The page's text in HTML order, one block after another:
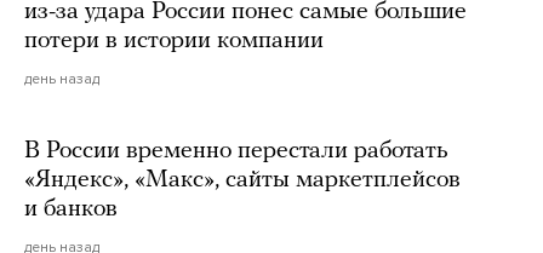
из-за удара России понес самые большие
потери в истории компании
день назад
В России временно перестали работать
«Яндекс», «Макс», сайты маркетплейсов
и банков
день назад